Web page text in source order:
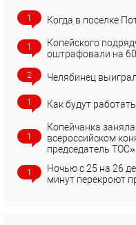
1 Когда в поселке
1
Копейского
оштрафовали на
2 Челябинец
1 Как будут
1
Копейчанка
всероссийском
председатель ТОС»
1
Ночью с 25 на 26
минут перекроют